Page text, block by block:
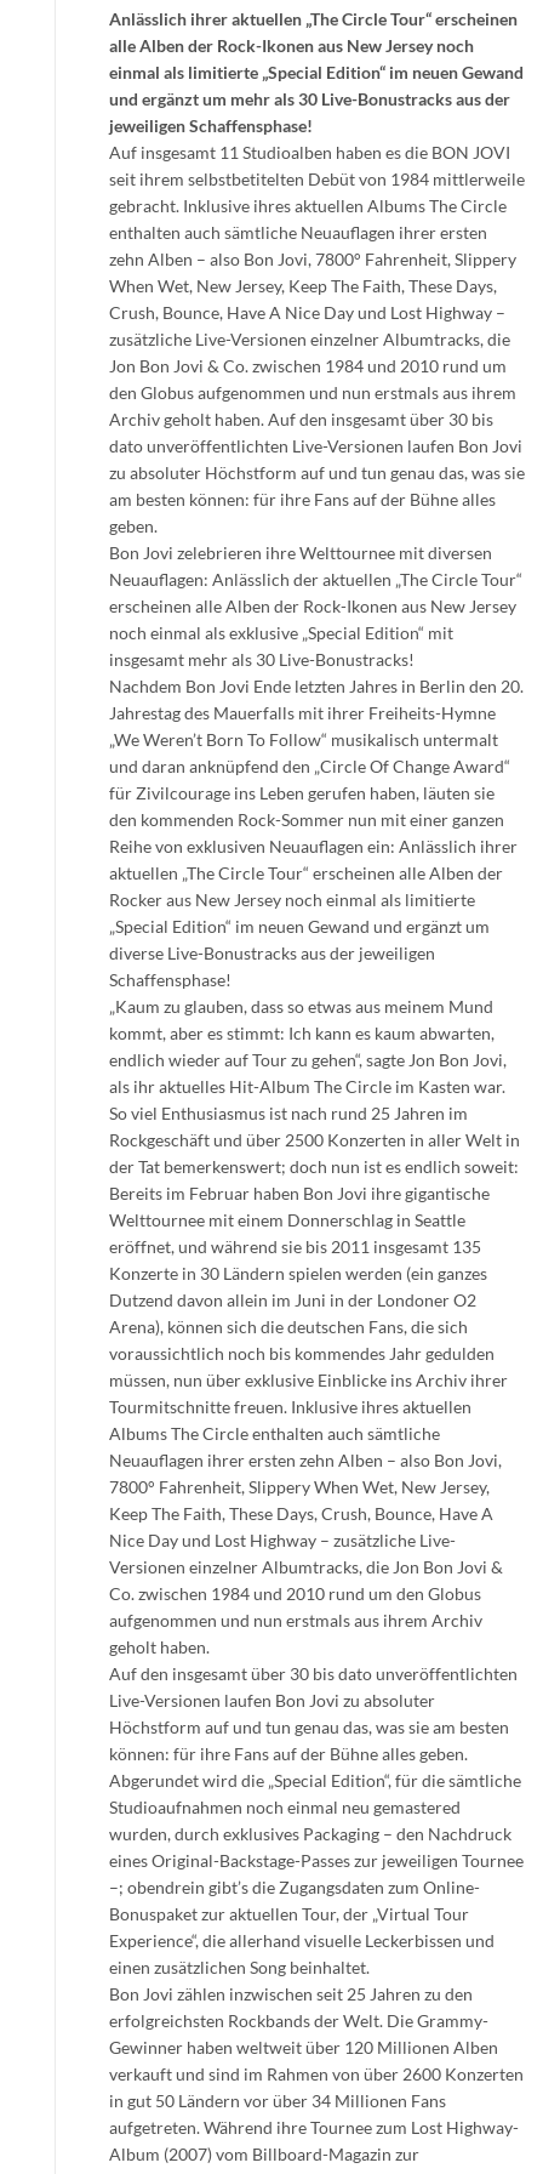
Anlässlich ihrer aktuellen „The Circle Tour“ erscheinen
alle Alben der Rock-Ikonen aus New Jersey noch
einmal als limitierte „Special Edition“ im neuen Gewand
und ergänzt um mehr als 30 Live-Bonustracks aus der
jeweiligen Schaffensphase!
Auf insgesamt 11 Studioalben haben es die BON JOVI
seit ihrem selbstbetitelten Debüt von 1984 mittlerweile
gebracht. Inklusive ihres aktuellen Albums The Circle
enthalten auch sämtliche Neuauflagen ihrer ersten
zehn Alben – also Bon Jovi, 7800° Fahrenheit, Slippery
When Wet, New Jersey, Keep The Faith, These Days,
Crush, Bounce, Have A Nice Day und Lost Highway –
zusätzliche Live-Versionen einzelner Albumtracks, die
Jon Bon Jovi & Co. zwischen 1984 und 2010 rund um
den Globus aufgenommen und nun erstmals aus ihrem
Archiv geholt haben. Auf den insgesamt über 30 bis
dato unveröffentlichten Live-Versionen laufen Bon Jovi
zu absoluter Höchstform auf und tun genau das, was sie
am besten können: für ihre Fans auf der Bühne alles
geben.
Bon Jovi zelebrieren ihre Welttournee mit diversen
Neuauflagen: Anlässlich der aktuellen „The Circle Tour“
erscheinen alle Alben der Rock-Ikonen aus New Jersey
noch einmal als exklusive „Special Edition“ mit
insgesamt mehr als 30 Live-Bonustracks!
Nachdem Bon Jovi Ende letzten Jahres in Berlin den 20.
Jahrestag des Mauerfalls mit ihrer Freiheits-Hymne
„We Weren’t Born To Follow“ musikalisch untermalt
und daran anknüpfend den „Circle Of Change Award“
für Zivilcourage ins Leben gerufen haben, läuten sie
den kommenden Rock-Sommer nun mit einer ganzen
Reihe von exklusiven Neuauflagen ein: Anlässlich ihrer
aktuellen „The Circle Tour“ erscheinen alle Alben der
Rocker aus New Jersey noch einmal als limitierte
„Special Edition“ im neuen Gewand und ergänzt um
diverse Live-Bonustracks aus der jeweiligen
Schaffensphase!
„Kaum zu glauben, dass so etwas aus meinem Mund
kommt, aber es stimmt: Ich kann es kaum abwarten,
endlich wieder auf Tour zu gehen“, sagte Jon Bon Jovi,
als ihr aktuelles Hit-Album The Circle im Kasten war.
So viel Enthusiasmus ist nach rund 25 Jahren im
Rockgeschäft und über 2500 Konzerten in aller Welt in
der Tat bemerkenswert; doch nun ist es endlich soweit:
Bereits im Februar haben Bon Jovi ihre gigantische
Welttournee mit einem Donnerschlag in Seattle
eröffnet, und während sie bis 2011 insgesamt 135
Konzerte in 30 Ländern spielen werden (ein ganzes
Dutzend davon allein im Juni in der Londoner O2
Arena), können sich die deutschen Fans, die sich
voraussichtlich noch bis kommendes Jahr gedulden
müssen, nun über exklusive Einblicke ins Archiv ihrer
Tourmitschnitte freuen. Inklusive ihres aktuellen
Albums The Circle enthalten auch sämtliche
Neuauflagen ihrer ersten zehn Alben – also Bon Jovi,
7800° Fahrenheit, Slippery When Wet, New Jersey,
Keep The Faith, These Days, Crush, Bounce, Have A
Nice Day und Lost Highway – zusätzliche Live-
Versionen einzelner Albumtracks, die Jon Bon Jovi &
Co. zwischen 1984 und 2010 rund um den Globus
aufgenommen und nun erstmals aus ihrem Archiv
geholt haben.
Auf den insgesamt über 30 bis dato unveröffentlichten
Live-Versionen laufen Bon Jovi zu absoluter
Höchstform auf und tun genau das, was sie am besten
können: für ihre Fans auf der Bühne alles geben.
Abgerundet wird die „Special Edition“, für die sämtliche
Studioaufnahmen noch einmal neu gemastered
wurden, durch exklusives Packaging – den Nachdruck
eines Original-Backstage-Passes zur jeweiligen Tournee
–; obendrein gibt’s die Zugangsdaten zum Online-
Bonuspaket zur aktuellen Tour, der „Virtual Tour
Experience“, die allerhand visuelle Leckerbissen und
einen zusätzlichen Song beinhaltet.
Bon Jovi zählen inzwischen seit 25 Jahren zu den
erfolgreichsten Rockbands der Welt. Die Grammy-
Gewinner haben weltweit über 120 Millionen Alben
verkauft und sind im Rahmen von über 2600 Konzerten
in gut 50 Ländern vor über 34 Millionen Fans
aufgetreten. Während ihre Tournee zum Lost Highway-
Album (2007) vom Billboard-Magazin zur